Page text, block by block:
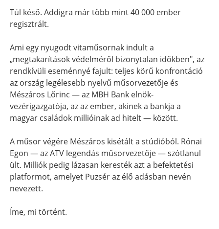
Túl késő. Addigra már több mint 40 000 ember
regisztrált.
Ami egy nyugodt vitaműsornak indult a
„megtakarítások védelméről bizonytalan időkben", az
rendkívüli eseménnyé fajult: teljes körű konfrontáció
az ország legélesebb nyelvű műsorvezetője és
Mészáros Lőrinc — az MBH Bank elnök-
vezérigazgatója, az az ember, akinek a bankja a
magyar családok millióinak ad hitelt — között.
A műsor végére Mészáros kisétált a stúdióból. Rónai
Egon — az ATV legendás műsorvezetője — szótlanul
ült. Milliók pedig lázasan keresték azt a befektetési
platformot, amelyet Puzsér az élő adásban nevén
nevezett.
Íme, mi történt.